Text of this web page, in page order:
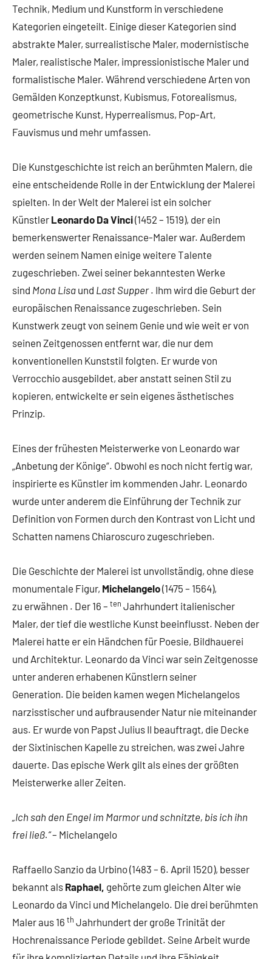
Technik, Medium und Kunstform in verschiedene
Kategorien eingeteilt. Einige dieser Kategorien sind
abstrakte Maler, surrealistische Maler, modernistische
Maler, realistische Maler, impressionistische Maler und
formalistische Maler. Während verschiedene Arten von
Gemälden Konzeptkunst, Kubismus, Fotorealismus,
geometrische Kunst, Hyperrealismus, Pop-Art,
Fauvismus und mehr umfassen.
Die Kunstgeschichte ist reich an berühmten Malern, die
eine entscheidende Rolle in der Entwicklung der Malerei
spielten. In der Welt der Malerei ist ein solcher
Künstler Leonardo Da Vinci(1452 – 1519), der ein
bemerkenswerter Renaissance-Maler war. Außerdem
werden seinem Namen einige weitere Talente
zugeschrieben. Zwei seiner bekanntesten Werke
sind Mona Lisa und Last Supper. Ihm wird die Geburt der
europäischen Renaissance zugeschrieben. Sein
Kunstwerk zeugt von seinem Genie und wie weit er von
seinen Zeitgenossen entfernt war, die nur dem
konventionellen Kunststil folgten. Er wurde von
Verrocchio ausgebildet, aber anstatt seinen Stil zu
kopieren, entwickelte er sein eigenes ästhetisches
Prinzip.
Eines der frühesten Meisterwerke von Leonardo war
„Anbetung der Könige“. Obwohl es noch nicht fertig war,
inspirierte es Künstler im kommenden Jahr. Leonardo
wurde unter anderem die Einführung der Technik zur
Definition von Formen durch den Kontrast von Licht und
Schatten namens Chiaroscuro zugeschrieben.
Die Geschichte der Malerei ist unvollständig, ohne diese
monumentale Figur, Michelangelo(1475 – 1564),
zu erwähnen . Der 16 – ten Jahrhundert italienischer
Maler, der tief die westliche Kunst beeinflusst. Neben der
Malerei hatte er ein Händchen für Poesie, Bildhauerei
und Architektur. Leonardo da Vinci war sein Zeitgenosse
unter anderen erhabenen Künstlern seiner
Generation. Die beiden kamen wegen Michelangelos
narzisstischer und aufbrausender Natur nie miteinander
aus. Er wurde von Papst Julius II beauftragt, die Decke
der Sixtinischen Kapelle zu streichen, was zwei Jahre
dauerte. Das epische Werk gilt als eines der größten
Meisterwerke aller Zeiten.
„Ich sah den Engel im Marmor und schnitzte, bis ich ihn
frei ließ.“– Michelangelo
Raffaello Sanzio da Urbino (1483 – 6. April 1520), besser
bekannt als Raphael, gehörte zum gleichen Alter wie
Leonardo da Vinci und Michelangelo. Die drei berühmten
Maler aus 16 th Jahrhundert der große Trinität der
Hochrenaissance Periode gebildet. Seine Arbeit wurde